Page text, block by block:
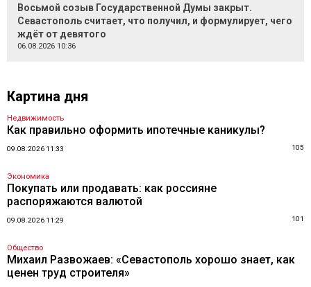
Восьмой созыв Государственной Думы закрыт.
Севастополь считает, что получил, и формулирует, чего
ждёт от девятого
06.08.2026 10:36
Картина дня
Недвижимость
Как правильно оформить ипотечные каникулы?
09.08.2026 11:33 105
Экономика
Покупать или продавать: как россияне
распоряжаются валютой
09.08.2026 11:29 101
Общество
Михаил Развожаев: «Севастополь хорошо знает, как
ценен труд строителя»